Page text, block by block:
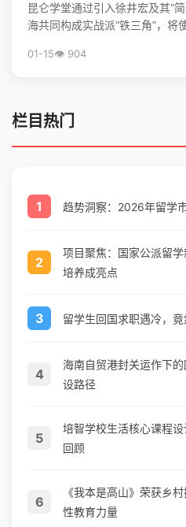
昆仑学堂通过引入徐井宏及其“
海共同构成实战派“铁三角”，将
01-15👁️ 904
栏目热门
1 趋势洞察：2026年留学
2
项目聚焦：国家公派留
培养成亮点
3 留学生回国求职遇冷，
4
海南自贸港封关运作下
设路径
5
培智学校生活核心课程
回顾
6
《我本是高山》荣获乡
性教育力量